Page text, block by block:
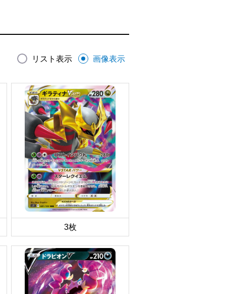
リスト表示 画像表示
3枚